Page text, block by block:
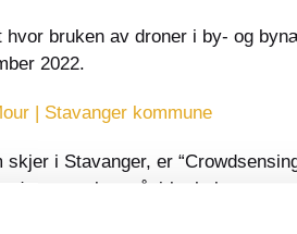
bruken av droner i by- og
2022.
| Stavanger kommune
i Stavanger, er
data som kan påvirke helse.